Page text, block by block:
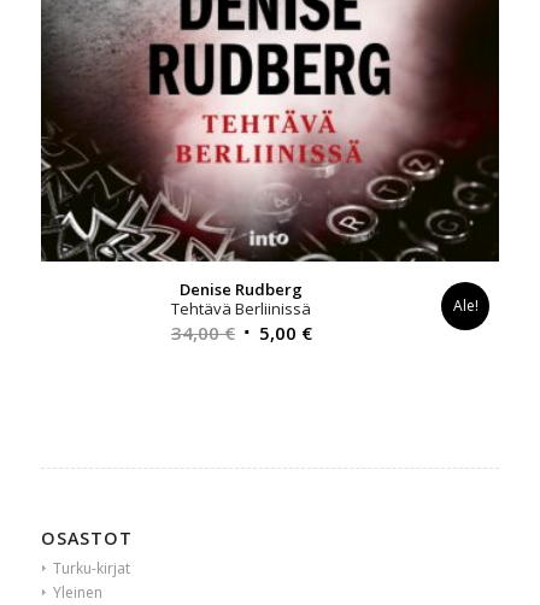
Denise Rudberg
Tehtävä Berliinissä
34,00€ Alkuperäinen
5,00 €Nykyinen
Ale!
OSASTOT
Turku-kirjat
Yleinen